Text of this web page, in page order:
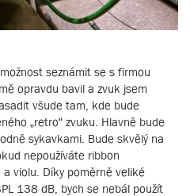
seznámit se s firmou
opravdu bavil a zvuk jsem
všude tam, kde bude
„retro“ zvuku. Hlavně bude
sykavkami. Bude skvělý na
nepoužíváte ribbon
violu. Díky poměrně veliké
138 dB, bych se nebál použít